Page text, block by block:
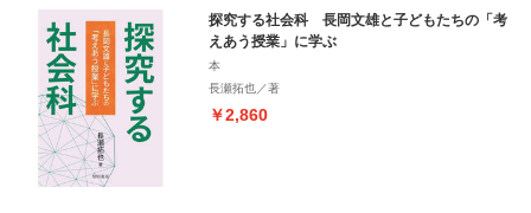
探究する社会科 長岡文雄と子どもたちの「考
えあう授業」に学ぶ
本
長瀬拓也／著
￥2,860